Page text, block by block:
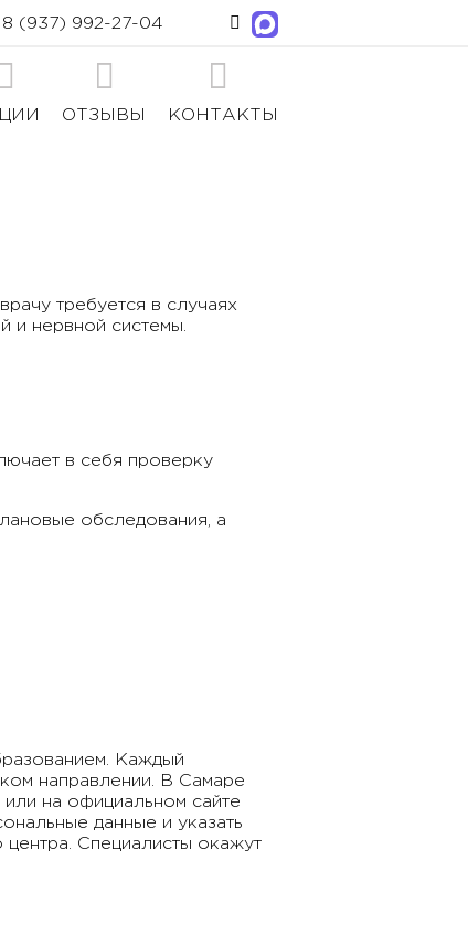
8 (937) 992-27-04
ОТЗЫВЫ КОНТАКТЫ
требуется в случаях
и нервной системы.
в себя проверку
обследования, а
Каждый
направлении. В Самаре
на официальном сайте
данные и указать
Специалисты окажут